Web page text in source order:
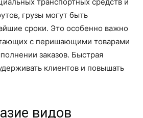
грузы могут быть
сроки. Это особенно важно
с перишающими товарами
заказов. Быстрая
клиентов и повышать
видов